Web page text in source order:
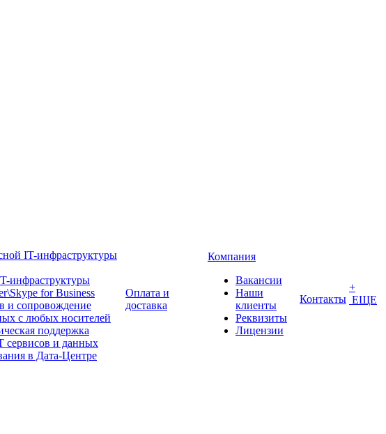
IT-инфраструктуры
инфраструктуры
for Business
и сопровождение
с любых носителей
поддержка
сервисов и данных
в Дата-Центре
Оплата и
доставка
Компания
Вакансии
Наши
клиенты
Реквизиты
Лицензии
Контакты
+
ЕЩЕ